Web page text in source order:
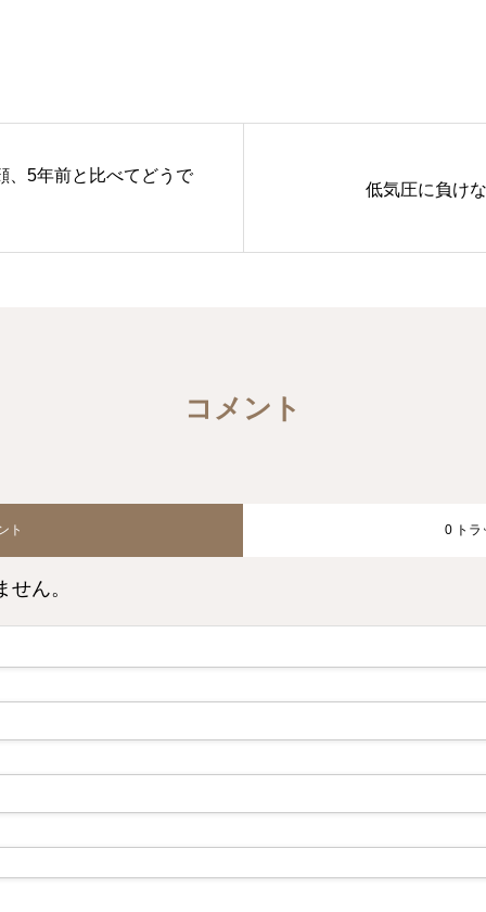
、5年前と比べてどうで
低気圧に負けな
コメント
ト 0 トラ
ん。